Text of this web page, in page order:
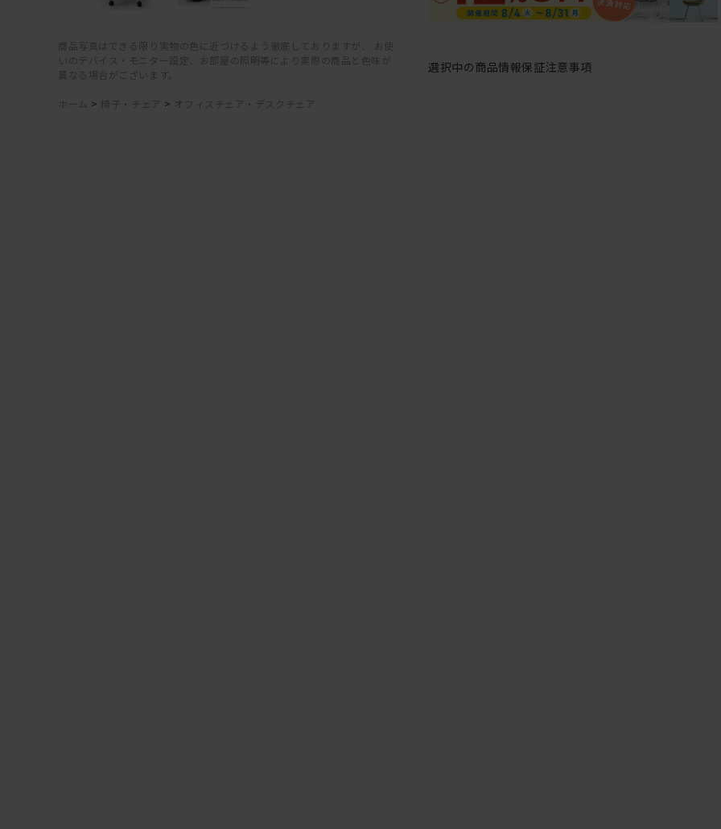
商品写真はできる限り実物の色に近づけるよう徹底しておりますが、 お使
いのデバイス・モニター設定、お部屋の照明等により実際の商品と色味が
異なる場合がございます。
ホーム > 椅子・チェア > オフィスチェア・デスクチェア
選択中の商品情報保証注意事項